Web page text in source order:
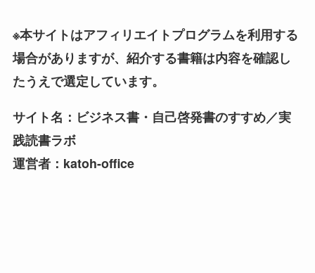
※本サイトはアフィリエイトプログラムを利用する
場合がありますが、紹介する書籍は内容を確認し
たうえで選定しています。
サイト名： ビジネス書・自己啓発書のすすめ／実
践読書ラボ
運営者：katoh-office